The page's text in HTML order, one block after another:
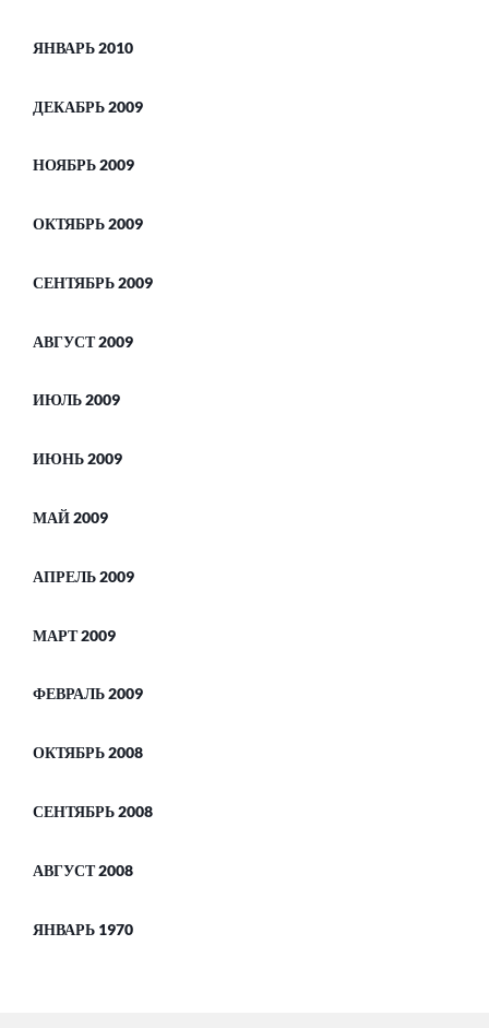
ЯНВАРЬ 2010
ДЕКАБРЬ 2009
НОЯБРЬ 2009
ОКТЯБРЬ 2009
СЕНТЯБРЬ 2009
АВГУСТ 2009
ИЮЛЬ 2009
ИЮНЬ 2009
МАЙ 2009
АПРЕЛЬ 2009
МАРТ 2009
ФЕВРАЛЬ 2009
ОКТЯБРЬ 2008
СЕНТЯБРЬ 2008
АВГУСТ 2008
ЯНВАРЬ 1970